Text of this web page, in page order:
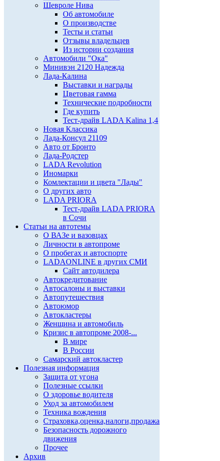
Шевроле Нива
Об автомобиле
О производстве
Тесты и статьи
Отзывы владельцев
Из истории создания
Автомобили "Ока"
Минивэн 2120 Надежда
Лада-Калина
Выставки и награды
Цветовая гамма
Технические подробности
Где купить
Тест-драйв LADA Kalina 1,4
Новая Классика
Лада-Консул 21109
Авто от Бронто
Лада-Родстер
LADA Revolution
Иномарки
Комлектации и цвета "Лады"
О других авто
LADA PRIORA
Тест-драйв LADA PRIORA
в Сочи
Статьи на автотемы
О ВАЗе и вазовцах
Личности в автопроме
О пробегах и автоспорте
LADAONLINE в других СМИ
Сайт автодилера
Автокредитование
Автосалоны и выставки
Автопутешествия
Автоюмор
Автокластеры
Женщина и автомобиль
Кризис в автопроме 2008-...
В мире
В России
Самарский автокластер
Полезная информация
Защита от угона
Полезные ссылки
О здоровье водителя
Уход за автомобилем
Техника вождения
Страховка,оценка,налоги,продажа
Безопасность дорожного
движения
Прочее
Архив